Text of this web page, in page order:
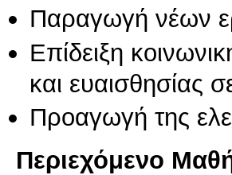
Παραγωγή νέων
Επίδειξη
και ευαισθησίας
Προαγωγή της
Περιεχόμενο